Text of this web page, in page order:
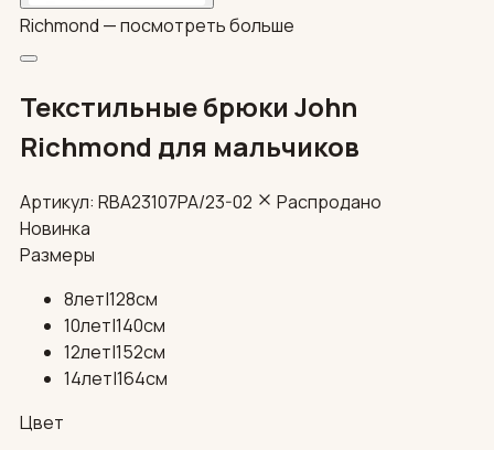
Richmond —посмотреть больше
Текстильные брюки John
Richmond для мальчиков
Артикул: RBA23107PA/23-02
Распродано
Новинка
Размеры
8лет|128см
10лет|140см
12лет|152см
14лет|164см
Цвет